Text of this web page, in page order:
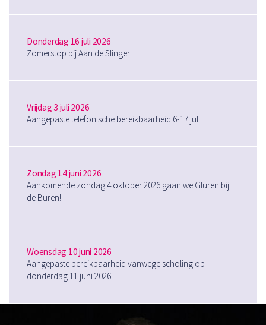
Donderdag 16 juli 2026
Zomerstop bij Aan de Slinger
Vrijdag 3 juli 2026
Aangepaste telefonische bereikbaarheid 6-17 juli
Zondag 14 juni 2026
Aankomende zondag 4 oktober 2026 gaan we Gluren bij
de Buren!
Woensdag 10 juni 2026
Aangepaste bereikbaarheid vanwege scholing op
donderdag 11 juni 2026